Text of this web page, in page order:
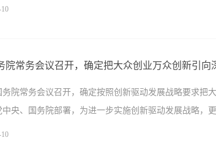
创新为核心的龙头骨干企业和以行业领军人才为核心
进技术转移和商业化应用，构建高精尖产业创新生态网
、中试平台、协同创新平台、共性服务平台和产业创新
，为以技术驱动开展产品创新、有较大发展潜力的创业
资金管理办法》（中科园发〔2019〕21号）及相关实施
、申报项目（一）申报项目情况2019年第二批政策支
发费用支持资金项目等20个项目，具体申报项目和内
金申报项目明细表》（以下简称《申报项目明细表》
10
院常务会议召开，确定把大众创业万众创新引向
务院常务会议召开，确定按照创新驱动发展战略要求把
中央、国务院部署，为进一步实施创新驱动发展战略，
10